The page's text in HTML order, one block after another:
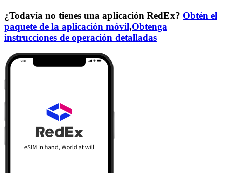
¿Todavía no tienes una aplicación RedEx? Obtén el
paquete de la aplicación móvil,Obtenga
instrucciones de operación detalladas